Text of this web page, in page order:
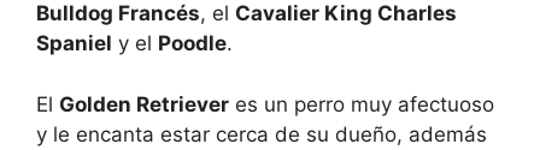
Bulldog Francés, el Cavalier King Charles
Spaniel y el Poodle.
El Golden Retriever es un perro muy afectuoso
y le encanta estar cerca de su dueño, además